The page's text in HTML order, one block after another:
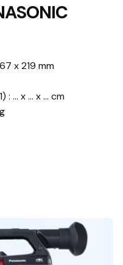
x 219 mm
: … x … x … cm